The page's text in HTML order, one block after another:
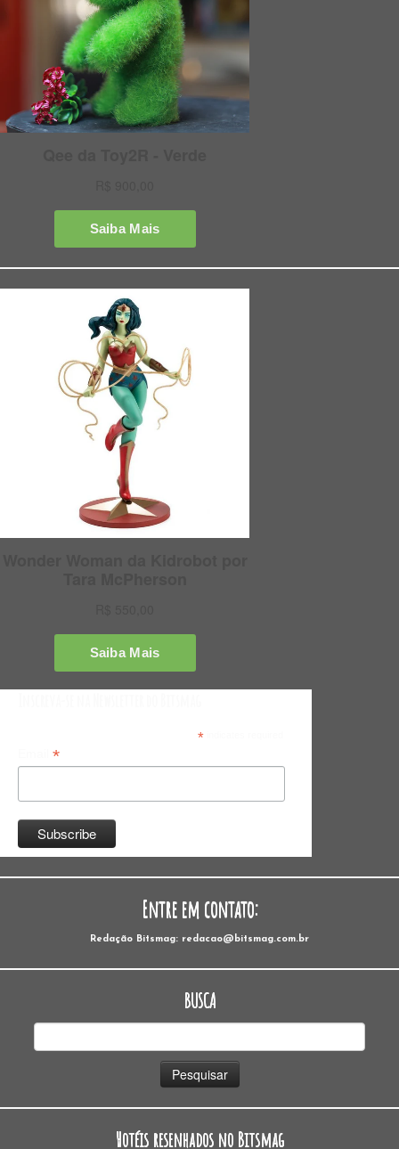
*indicates required
*
Entre em contato:
Redação Bitsmag: redacao@bitsmag.com.br
BUSCA
Hotéis resenhados no Bitsmag